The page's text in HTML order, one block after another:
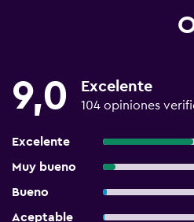
9,0 Excelente
104 opiniones
Excelente
Muy bueno
Bueno
Aceptable